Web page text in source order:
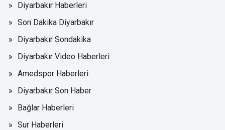
Diyarbakır Haberleri
Son Dakika Diyarbakır
Diyarbakır Sondakika
Diyarbakır Video Haberleri
Amedspor Haberleri
Diyarbakır Son Haber
Bağlar Haberleri
Sur Haberleri